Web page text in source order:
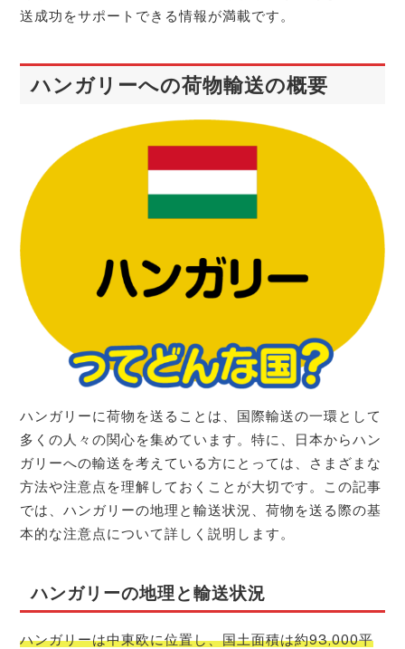
送成功をサポートできる情報が満載です。
ハンガリーへの荷物輸送の概要
ハンガリーに荷物を送ることは、国際輸送の一環として
多くの人々の関心を集めています。特に、日本からハン
ガリーへの輸送を考えている方にとっては、さまざまな
方法や注意点を理解しておくことが大切です。この記事
では、ハンガリーの地理と輸送状況、荷物を送る際の基
本的な注意点について詳しく説明します。
ハンガリーの地理と輸送状況
ハンガリーは中東欧に位置し、国土面積は約93,000平